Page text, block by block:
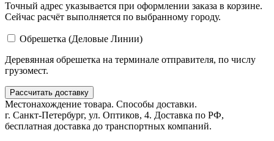
Точный адрес указывается при оформлении заказа в корзине.
Сейчас расчёт выполняется по выбранному городу.
Обрешетка (Деловые Линии)
Деревянная обрешетка на терминале отправителя, по числу
грузомест.
Рассчитать доставку
Местонахождение товара. Способы доставки.
г. Санкт-Петербург, ул. Оптиков, 4. Доставка по РФ,
бесплатная доставка до транспортных компаний.